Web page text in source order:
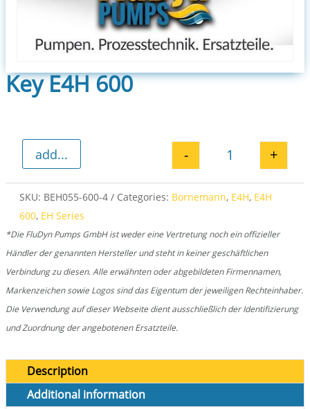
Key E4H 600
Key E4H 600
- +
add...
SKU: BEH055-600-4 Categories: Bornemann, E4H, E4H
600, EH Series
*Die FluDyn Pumps GmbH ist weder eine Vertretung noch ein offizieller
Händler der genannten Hersteller und steht in keiner geschäftlichen
Verbindung zu diesen. Alle erwähnten oder abgebildeten Firmennamen,
Markenzeichen sowie Logos sind das Eigentum der jeweiligen Rechteinhaber.
Die Verwendung auf dieser Webseite dient ausschließlich der Identifizierung
und Zuordnung der angebotenen Ersatzteile.
Description
Additional information